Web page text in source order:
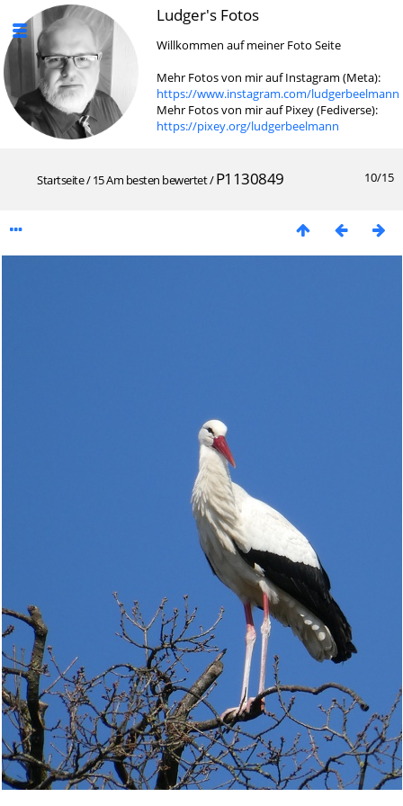
Ludger's Fotos
Willkommen auf meiner Foto Seite
Mehr Fotos von mir auf Instagram (Meta):
https://www.instagram.com/ludgerbeelmann
Mehr Fotos von mir auf Pixey (Fediverse):
https://pixey.org/ludgerbeelmann
10/15
Startseite/15 Am besten bewertet/P1130849